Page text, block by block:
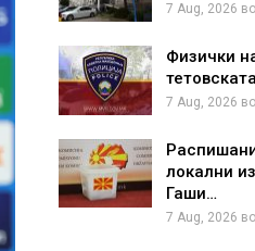
7 Aug, 2026
Физички
7 Aug, 2026
локални
Гаши…
7 Aug, 2026